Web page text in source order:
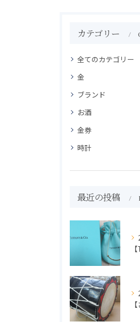
カテゴリー
全てのカテゴリー
金
ブランド
お酒
金券
時計
最近の投稿